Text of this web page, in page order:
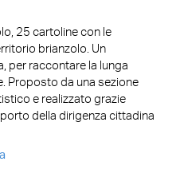
25 cartoline con le
brianzolo. Un
per raccontare la lunga
Proposto da una sezione
e realizzato grazie
della dirigenza cittadina